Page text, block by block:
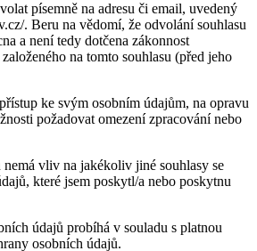
písemně na adresu či email, uvedený
. Beru na vědomí, že odvolání souhlasu
a není tedy dotčena zákonnost
na tomto souhlasu (před jeho
ke svým osobním údajům, na opravu
požadovat omezení zpracování nebo
vliv na jakékoliv jiné souhlasy se
které jsem poskytl/a nebo poskytnu
údajů probíhá v souladu s platnou
osobních údajů.